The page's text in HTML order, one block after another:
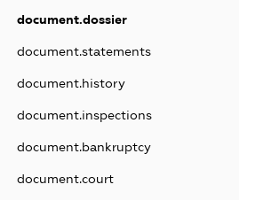
document.dossier
document.statements
document.history
document.inspections
document.bankruptcy
document.court